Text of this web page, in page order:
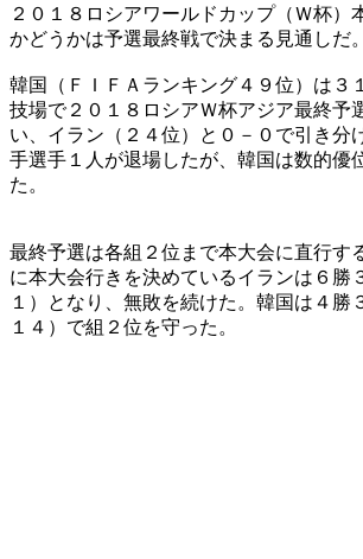
２０１８ロシアワールドカップ（Ｗ杯）
かどうかは予選最終戦で決まる見通しだ。
韓国（ＦＩＦＡランキング４９位）は３
技場で２０１８ロシアＷ杯アジア最終予
い、イラン（２４位）と０－０で引き分
手選手１人が退場したが、韓国は数的優
た。
最終予選は各組２位まで本大会に直行す
に本大会行きを決めているイランは６勝
１）となり、無敗を続けた。韓国は４勝
１４）で組２位を守った。